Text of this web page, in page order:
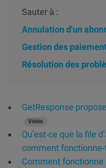
Sauter à :
Annulation d'un
Gestion des
Résolution des
GetResponse
Vidéo
Qu’est-ce que la file
comment fonctionne-
Comment